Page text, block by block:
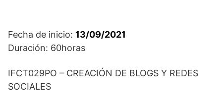
Fecha de inicio: 13/09/2021
Duración: 60horas
IFCT029PO – CREACIÓN DE BLOGS Y REDES
SOCIALES